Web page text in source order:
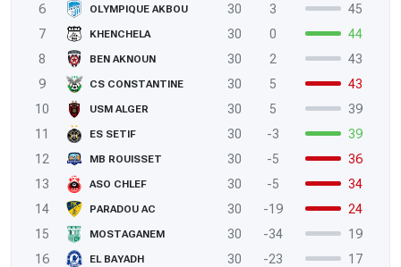
6
OLYMPIQUE AKBOU 30 3
45
7
KHENCHELA 30 0
44
8
BEN AKNOUN 30 2
43
9
CS CONSTANTINE 30 5
43
10
USM ALGER 30 5
39
11
ES SETIF 30 -3
39
12
MB ROUISSET 30 -5
36
13
ASO CHLEF 30 -5
34
14
PARADOU AC 30 -19
24
15
MOSTAGANEM 30 -34
19
16
EL BAYADH 30 -23 17